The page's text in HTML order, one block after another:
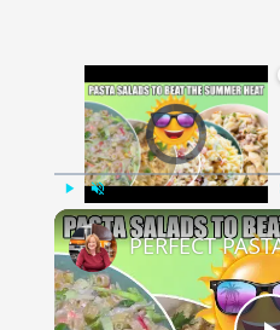
Video Player is loading.
Play Unmute